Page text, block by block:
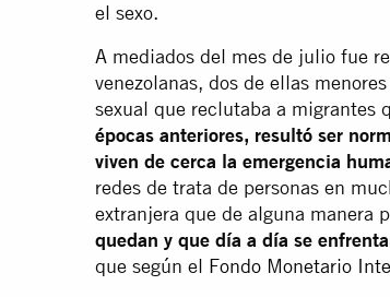
el sexo.
A mediados del mes de julio fue
venezolanas, dos de ellas
sexual que reclutaba a migrantes
épocas anteriores, resultó ser
viven de cerca la emergencia
redes de trata de personas en
extranjera que de alguna manera
quedan y que día a día se
que según el Fondo Monetario